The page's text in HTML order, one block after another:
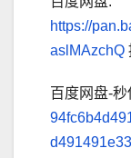
https://
aslMAzchQ
百度网盘-秒